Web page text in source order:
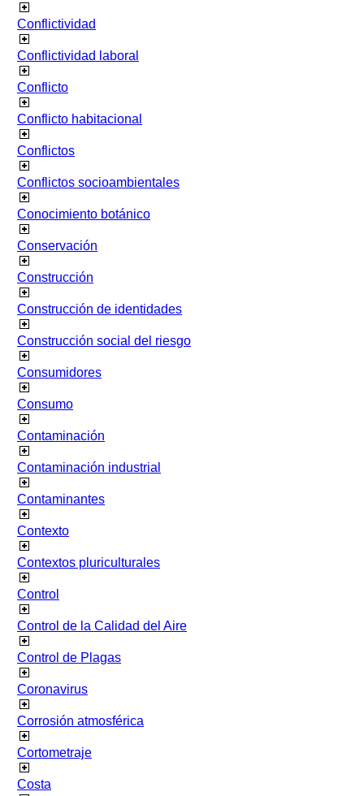
Conflictividad
Conflictividad laboral
Conflicto
Conflicto habitacional
Conflictos
Conflictos socioambientales
Conocimiento botánico
Conservación
Construcción
Construcción de identidades
Construcción social del riesgo
Consumidores
Consumo
Contaminación
Contaminación industrial
Contaminantes
Contexto
Contextos pluriculturales
Control
Control de la Calidad del Aire
Control de Plagas
Coronavirus
Corrosión atmosférica
Cortometraje
Costa